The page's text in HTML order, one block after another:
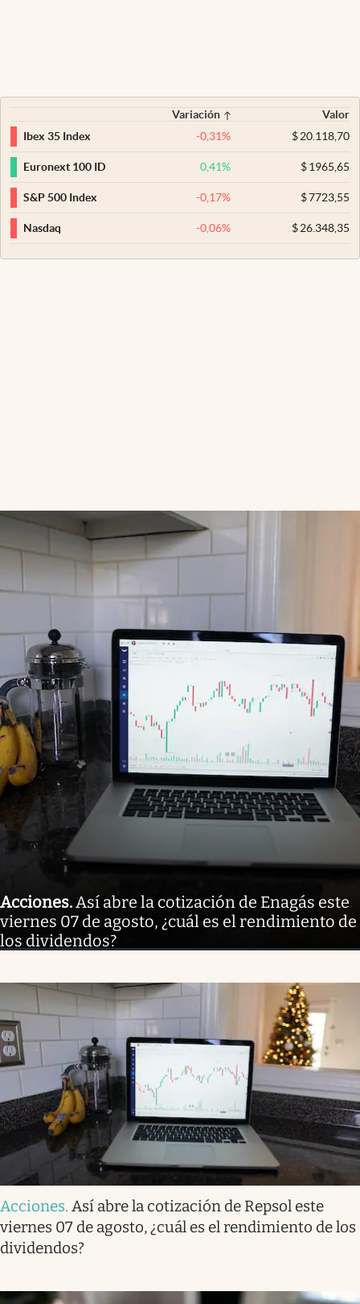
Variación
Valor
Ibex 35 Index
-0,31% $20.118,70
Euronext 100 ID 0,41% $1965,65
S&P 500 Index -0,17% $7723,55
Nasdaq -0,06% $26.348,35
Acciones.Así abre la cotización de Enagás este
viernes 07 de agosto, ¿cuál es el rendimiento de
los dividendos?
Acciones. Así abre la cotización de Repsol este
viernes 07 de agosto, ¿cuál es el rendimiento de los
dividendos?